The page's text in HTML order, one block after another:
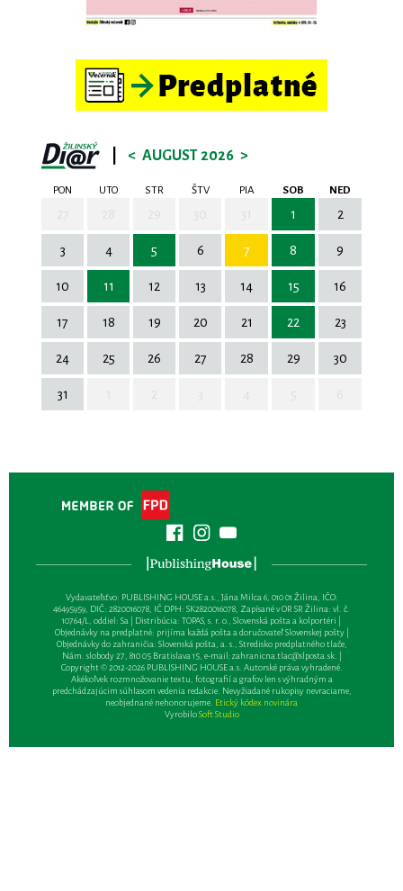
< AUGUST 2026 >
PON UTO STR ŠTV PIA SOB NED
1 2
3 4 5 6 7 8 9
10 11 12 13 14 15 16
17 18 19 20 21 22 23
24 25 26 27 28 29 30
31
Vydavateľsťvo: PUBLISHING HOUSE a.s., Jána Milca 6, 010 01 Žilina, IČO:
46495959, DIČ: 2820016078, IČ DPH: SK2820016078, Zapísané v OR SR Žilina: vl. č.
10764/L, oddiel: Sa | Distribúcia: TOPAS, s. r. o., Slovenská pošta a kolportéri |
Objednávky na predplatné: prijíma každá pošta a doručovateľ Slovenskej pošty |
Objednávky do zahraničia: Slovenská pošta, a. s., Stredisko predplatného tlače,
Nám. slobody 27, 810 05 Bratislava 15, e-mail:zahranicna.tlac@slposta.sk. |
Copyright © 2012-2026 PUBLISHING HOUSE a.s. Autorské práva vyhradené.
Akékoľvek rozmnožovanie textu, fotografií a grafov len s výhradným a
predchádzajúcim súhlasom vedenia redakcie. Nevyžiadané rukopisy nevraciame,
neobjednané nehonorujeme. Etický kódex novinára
VyrobiloSoft Studio